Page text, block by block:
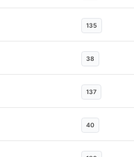
135
38
137
40